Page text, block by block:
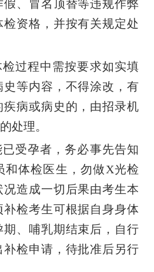
假、冒名顶替等违规作弊
资格，并按有关规定处
过程中需按要求如实填
等内容，不得涂改，有
病或病史的，由招录机
处理。
受孕者，务必事先告知
和体检医生，勿做X光检
造成一切后果由考生本
补检考生可根据自身身体
、哺乳期结束后，自行
检申请，待批准后另行